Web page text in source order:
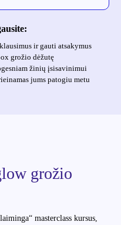
ir gauti atsakymus
grožio dėžutę
žinių įsisavinimui
jums patogiu metu
grožio
masterclass kursus,